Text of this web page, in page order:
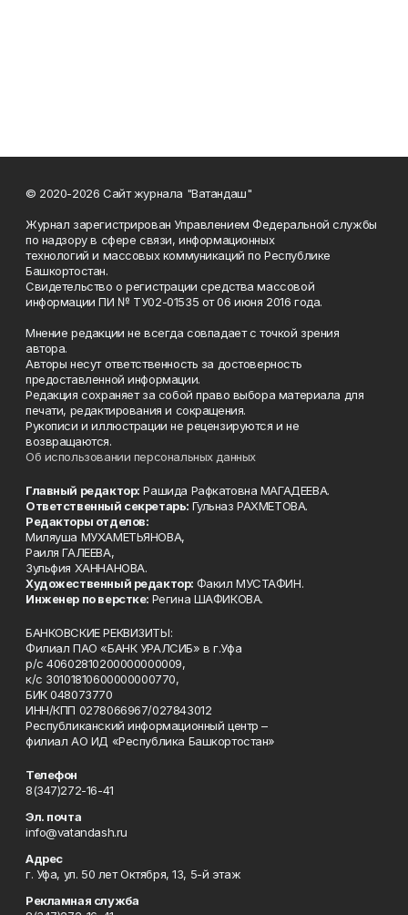
© 2020-2026 Сайт журнала "Ватандаш"
Журнал зарегистрирован Управлением Федеральной службы
по надзору в сфере связи, информационных
технологий и массовых коммуникаций по Республике
Башкортостан.
Свидетельство о регистрации средства массовой
информации ПИ № ТУ02-01535 от 06 июня 2016 года.
Мнение редакции не всегда совпадает с точкой зрения
автора.
Авторы несут ответственность за достоверность
предоставленной информации.
Редакция сохраняет за собой право выбора материала для
печати, редактирования и сокращения.
Рукописи и иллюстрации не рецензируются и не
возвращаются.
Об использовании персональных данных
Главный редактор: Рашида Рафкатовна МАГАДЕЕВА.
Ответственный секретарь: Гульназ РАХМЕТОВА.
Редакторы отделов:
Миляуша МУХАМЕТЬЯНОВА,
Раиля ГАЛЕЕВА,
Зульфия ХАННАНОВА.
Художественный редактор: Факил МУСТАФИН.
Инженер по верстке: Регина ШАФИКОВА.
БАНКОВСКИЕ РЕКВИЗИТЫ:
Филиал ПАО «БАНК УРАЛСИБ» в г.Уфа
р/с 40602810200000000009,
к/с 30101810600000000770,
БИК 048073770
ИНН/КПП 0278066967/027843012
Республиканский информационный центр –
филиал АО ИД «Республика Башкортостан»
Телефон
8(347)272-16-41
Эл. почта
info@vatandash.ru
Адрес
г. Уфа, ул. 50 лет Октября, 13, 5-й этаж
Рекламная служба